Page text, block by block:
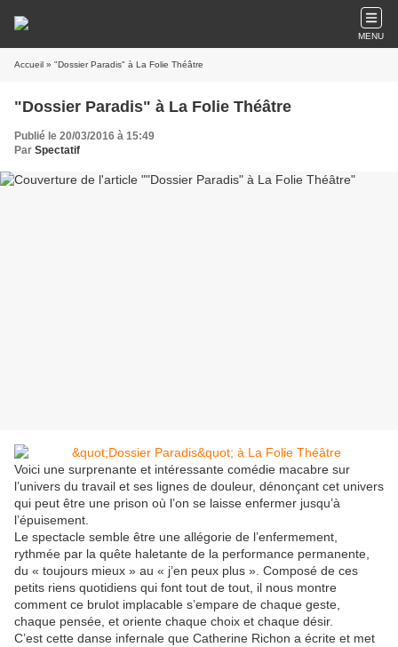
MENU
Accueil » "Dossier Paradis" à La Folie Théâtre
"Dossier Paradis" à La Folie Théâtre
Publié le 20/03/2016 à 15:49
Par Spectatif
Voici une surprenante et intéressante comédie macabre sur
l’univers du travail et ses lignes de douleur, dénonçant cet univers
qui peut être une prison où l’on se laisse enfermer jusqu’à
l’épuisement.
Le spectacle semble être une allégorie de l’enfermement,
rythmée par la quête haletante de la performance permanente,
du « toujours mieux » au « j’en peux plus ». Composé de ces
petits riens quotidiens qui font tout de tout, il nous montre
comment ce brulot implacable s’empare de chaque geste,
chaque pensée, et oriente chaque choix et chaque désir.
C’est cette danse infernale que Catherine Richon a écrite et met